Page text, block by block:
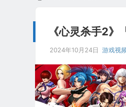
《心灵杀手2
2024年10月24日 游戏视